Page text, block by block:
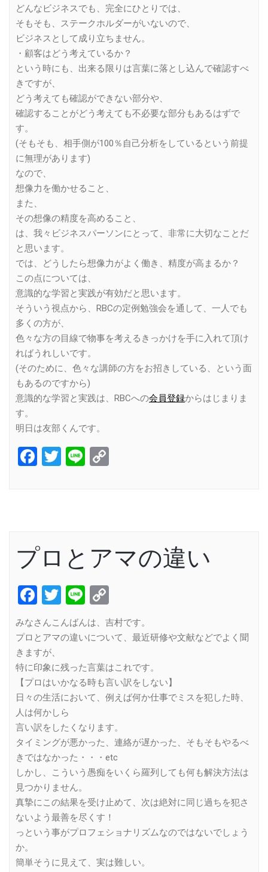
どんなビジネスでも、完全にひとりでは、
そもそも、ステークホルダーがいないので、
ビジネスとして成り立ちません。
・顧客はどう考えているか？
という時にも、出来る限りは言葉に落とし込んで確認すべ
きですが、
どう考えても確認ができない部分や、
確認することがどう考えても不必要な部分もあるはずで
す。
(そもそも、相手側が100％自己分析をしているという前提
に無理があります)
なので、
想像力を働かせること、
また、
その想像の精度を高めること、
は、我々ビジネスパーソンにとって、非常に大切なことだ
と思います。
では、どうしたら想像力がよく働き、精度が高まるか？
この点については、
意識的な学習と実践が有効だと思います。
そういう視点から、RBCの定例勉強会を通して、一人でも
多くの方が、
色々な方の目線で物事を考えるきっかけを手に入れて頂け
ればうれしいです。
(そのために、色々な講師の方をお招きしている、という面
もあるのですから)
意識的な学習と実践は、RBCへの会員登録からはじまりま
す。
明日は友部くんです。
Facebook
Twitter
Line
プロとアマの違い
Facebook
Twitter
Line
Link
みなさんこんばんは、吉村です。
プロとアマの違いについて、最近研修や文献などでよく聞
きますが、
特に印象に残った言葉はこれです。
【プロはいかなる時も言い訳をしない】
日々の生活において、例えば何か仕事でミスを犯した時、
人は何かしら
言い訳をしたくなります。
タイミングが悪かった、連絡が遅かった、そもそもやるべ
きではなかった・・・etc
しかし、こういう愚痴をいくら羅列しても何も解決方法は
見つかりません。
真摯にこの結果を受け止めて、次は絶対に同じ過ちを犯さ
ないよう最善を尽くす！
っという事がプロフェショナリズムなのではないでしょう
か。
簡単そうに見えて、実は難しい。